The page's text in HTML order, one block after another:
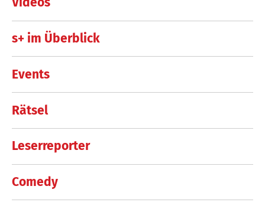
s+ im Überblick
Events
Rätsel
Leserreporter
Comedy